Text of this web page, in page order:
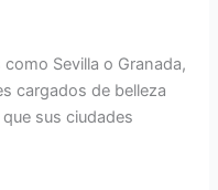
Sevilla o Granada,
cargados de belleza
sus ciudades